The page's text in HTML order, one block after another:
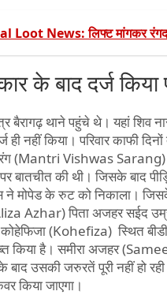
Loot News: लिफ्ट मांगकर
के बाद दर्ज
बैरागढ़ थाने पहुंचे थे। यहां
ही नहीं किया। परिवार काफी
(Mantri Vishwas
बातचीत की थी। जिसके बाद
ने मोपेड के रुट को निकाला।
Azhar) पिता अजहर सईद
कोहेफिजा (Kohefiza) स्थित
किया है। समीरा अजहर
बाद उसकी जरुरतें पूरी नहीं हो
किया जाएगा।